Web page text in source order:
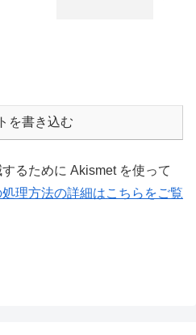
を書き込む
るために Akismet を使って
理方法の詳細はこちらをご覧